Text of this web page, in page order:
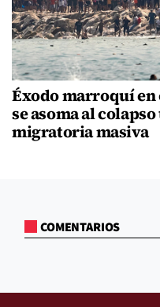
Éxodo marroquí en
se asoma al
migratoria masiva
COMENTARIOS